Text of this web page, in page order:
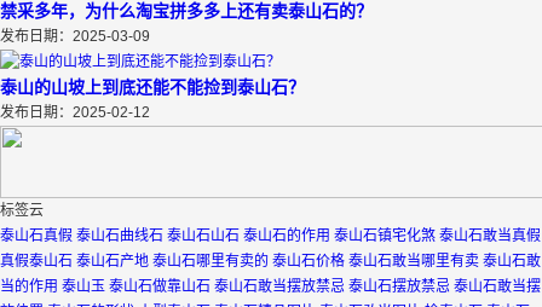
禁采多年，为什么淘宝拼多多上还有卖泰山石的？
发布日期：2025-03-09
泰山的山坡上到底还能不能捡到泰山石？
发布日期：2025-02-12
标签云
泰山石真假 泰山石曲线石 泰山石山石 泰山石的作用 泰山石镇宅化煞 泰山石敢当真假
真假泰山石 泰山石产地 泰山石哪里有卖的 泰山石价格 泰山石敢当哪里有卖 泰山石敢
当的作用 泰山玉 泰山石做靠山石 泰山石敢当摆放禁忌 泰山石摆放禁忌 泰山石敢当摆